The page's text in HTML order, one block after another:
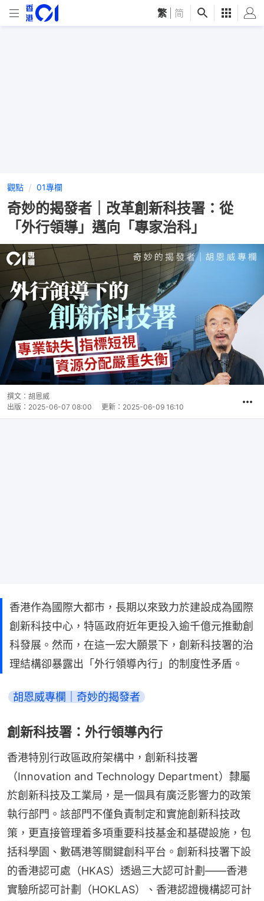
繁 简
觀點 01專欄
奇妙的揭發者｜改革創新科技署：從
「外行領導」邁向「專家治科」
撰文： 胡恩威
出版： 2025-06-07 08:00 更新： 2025-06-09 16:10
香港作為國際大都市，長期以來致力於建設成為國際
創新科技中心，特區政府近年更投入逾千億元推動創
科發展。然而，在這一宏大願景下，創新科技署的治
理結構卻暴露出「外行領導內行」的制度性矛盾。
胡恩威專欄｜奇妙的揭發者
創新科技署：外行領導內行
香港特別行政區政府架構中，創新科技署
（Innovation and Technology Department）隸屬
於創新科技及工業局，是一個具有廣泛影響力的政策
執行部門。該部門不僅負責制定和實施創新科技政
策，更直接管理着多項重要科技基金和基礎設施，包
括科學園、數碼港等關鍵創科平台。創新科技署下設
的香港認可處（HKAS）透過三大認可計劃——香港
實驗所認可計劃（HOKLAS）、香港認證機構認可計